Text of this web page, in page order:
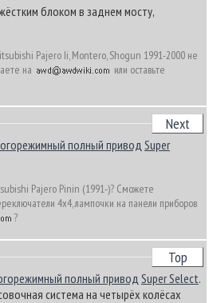
блоком в заднем мосту,
Pajero Ii, Montero, Shogun 1991-2000 не
на
или оставьте
Next
полный привод Super
Pajero Pinin (1991-)? Сможете
4х4, лампочки на панели приборов
?
Top
полный привод Super Select.
система на четырёх колёсах